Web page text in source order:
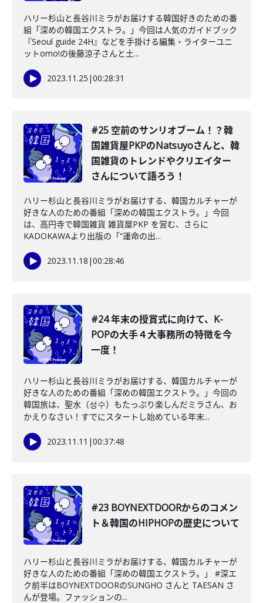
ハリー杉山と長谷川ミラがお届けする韓国好きのための番
組「深めの韓国エクストラ。」今回は人気のガイドブック
『Seoul guide 24H』などを手掛ける編集・ライターユニ
ットomo!の後藤涼子さんと土...
2023.11.25 |00:28:31
#25 空前のサンリオブーム！？韓
国雑貨屋PKPのNatsuyoさんと、韓
国雑貨のトレンドやクリエイター
さんについて語ろう！
ハリー杉山と長谷川ミラがお届けする、韓国カルチャーが
好きな人のための番組「深めの韓国エクストラ。」今回
は、高円寺で韓国雑貨 雑貨屋PKP を営む、さらに
KADOKAWAより出版の「“運命の出...
2023.11.18 |00:28:46
#24 年末の授賞式に向けて、K-
POPの大手４大事務所の特徴を今
一度！
ハリー杉山と長谷川ミラがお届けする、韓国カルチャーが
好きな人のための番組「深めの韓国エクストラ。」今回の
韓国旅は、聖水（성수）もたっぷり楽しんだミラさん、お
かえりなさい！すでにスタートし始めている年末...
2023.11.11 |00:37:48
#23 BOYNEXTDOORからのコメン
ト＆韓国のHIPHOPの歴史について
ハリー杉山と長谷川ミラがお届けする、韓国カルチャーが
好きな人のための番組「深めの韓国エクストラ。」 #深エ
ク前半はBOYNEXTDOORのSUNGHO さんと TAESAN さ
んが登場。ファッションの...